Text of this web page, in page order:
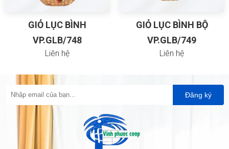
GIỎ LỤC BÌNH
VP.GLB/748
Liên hệ
GIỎ LỤC BÌNH BỘ
VP.GLB/749
Liên hệ
Đăng ký